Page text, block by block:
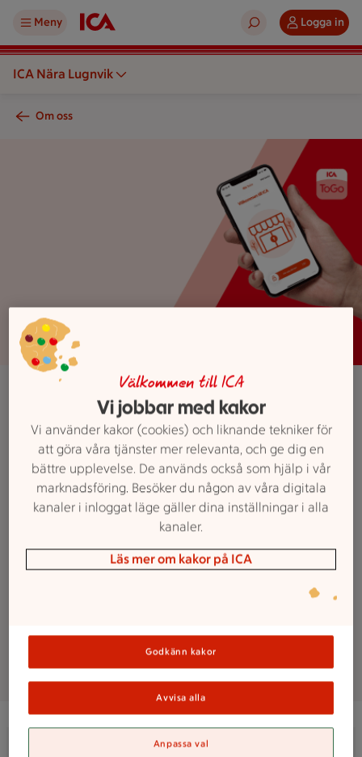
Meny Logga in
ICA Nära Lugnvik
Om oss
ica togo logga med en hand som håller en mobil
Om ICA ToGo
Åskorset
Nu behöver du inte längre ha koll
på klockan för att hinna köpa
mjölken till frukosten eller det där
toalettpappret som snart är slut. VI
har bestämt oss för att hålla öppet
Välkommen till ICA
Vi jobbar med kakor
Vi använder kakor (cookies) och liknande tekniker för
att göra våra tjänster mer relevanta, och ge dig en
bättre upplevelse. De används också som hjälp i vår
marknadsföring. Besöker du någon av våra digitala
kanaler i inloggat läge gäller dina inställningar i alla
kanaler.
Läs mer om kakor på ICA
Godkänn kakor
Avvisa alla
Anpassa val